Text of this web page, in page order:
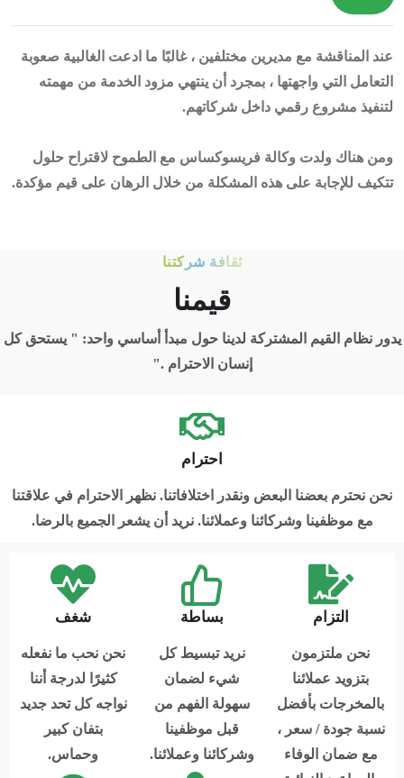
عند المناقشة مع مديرين مختلفين ، غالبًا ما ادعت الغالبية صعوبة
التعامل التي واجهتها ، بمجرد أن ينتهي مزود الخدمة من مهمته
لتنفيذ مشروع رقمي داخل شركاتهم.
ومن هناك ولدت وكالة فريسوكساس مع الطموح لاقتراح حلول
تتكيف للإجابة على هذه المشكلة من خلال الرهان على قيم مؤكدة.
ثقافة شركتنا
قيمنا
يدور نظام القيم المشتركة لدينا حول مبدأ أساسي واحد: " يستحق كل
إنسان الاحترام."
احترام
نحن نحترم بعضنا البعض ونقدر اختلافاتنا. نظهر الاحترام في علاقتنا
مع موظفينا وشركائنا وعملائنا.نريد أن يشعر الجميع بالرضا.
التزام
نحن ملتزمون
بتزويد عملائنا
بالمخرجات بأفضل
نسبة جودة / سعر ،
مع ضمان الوفاء
بساطة
نريد تبسيط كل
شيء لضمان
سهولة الفهم من
قبل موظفينا
وشركائنا وعملائنا.
شغف
نحن نحب ما نفعله
كثيرًا لدرجة أننا
نواجه كل تحد جديد
بتفان كبير
وحماس.